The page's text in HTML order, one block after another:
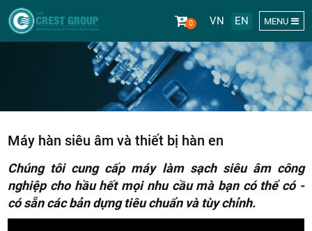
MENU
0 VN EN
243/9/
To Hien
Máy hàn siêu âm và thiết bị hàn en
Chúng tôi cung cấp máy làm sạch siêu âm công
nghiệp cho hầu hết mọi nhu cầu mà bạn có thể có -
có sẵn các bản dựng tiêu chuẩn và tùy chỉnh.